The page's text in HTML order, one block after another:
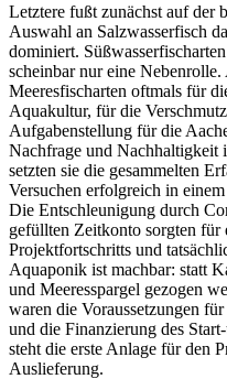
Letztere fußt zunächst auf der
Auswahl an Salzwasserfisch
dominiert.
scheinbar nur eine
Meeresfischarten oftmals für
Aquakultur, für die
Aufgabenstellung für die
Nachfrage und
setzten sie die gesammelten
Versuchen erfolgreich in
Die Entschleunigung durch
gefüllten Zeitkonto sorgten für
Projektfortschritts und
Aquaponik ist machbar: statt
und Meeresspargel gezogen
waren die Voraussetzungen
und die Finanzierung des
steht die erste Anlage für den
Auslieferung.